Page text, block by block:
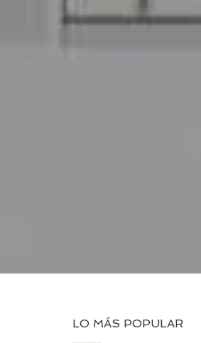
LO MÁS POPULAR